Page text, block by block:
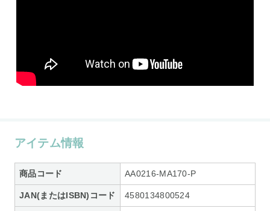
アイテム情報
商品コード AA0216-MA170-P
JAN(またはISBN)コード 4580134800524